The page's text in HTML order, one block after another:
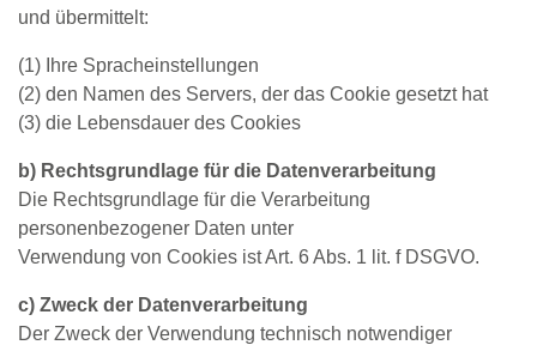
und übermittelt:
(1) Ihre Spracheinstellungen
(2) den Namen des Servers, der das Cookie gesetzt hat
(3) die Lebensdauer des Cookies
b) Rechtsgrundlage für die Datenverarbeitung
Die Rechtsgrundlage für die Verarbeitung
personenbezogener Daten unter
Verwendung von Cookies ist Art. 6 Abs. 1 lit. f DSGVO.
c) Zweck der Datenverarbeitung
Der Zweck der Verwendung technisch notwendiger